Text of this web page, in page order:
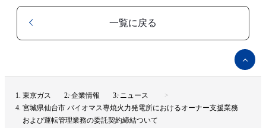
一覧に戻る
ペ
ー
ジ
ッ
東京ガス 企業情報
ニュース
宮城県仙台市 バイオマス専焼火力発電所におけるオーナー支援業務
および運転管理業務の委託契約締結ついて